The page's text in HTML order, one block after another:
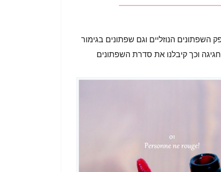
הנוזליים וגם שפתונים בגימור
וכך קיבלנו את סדרת השפתונים